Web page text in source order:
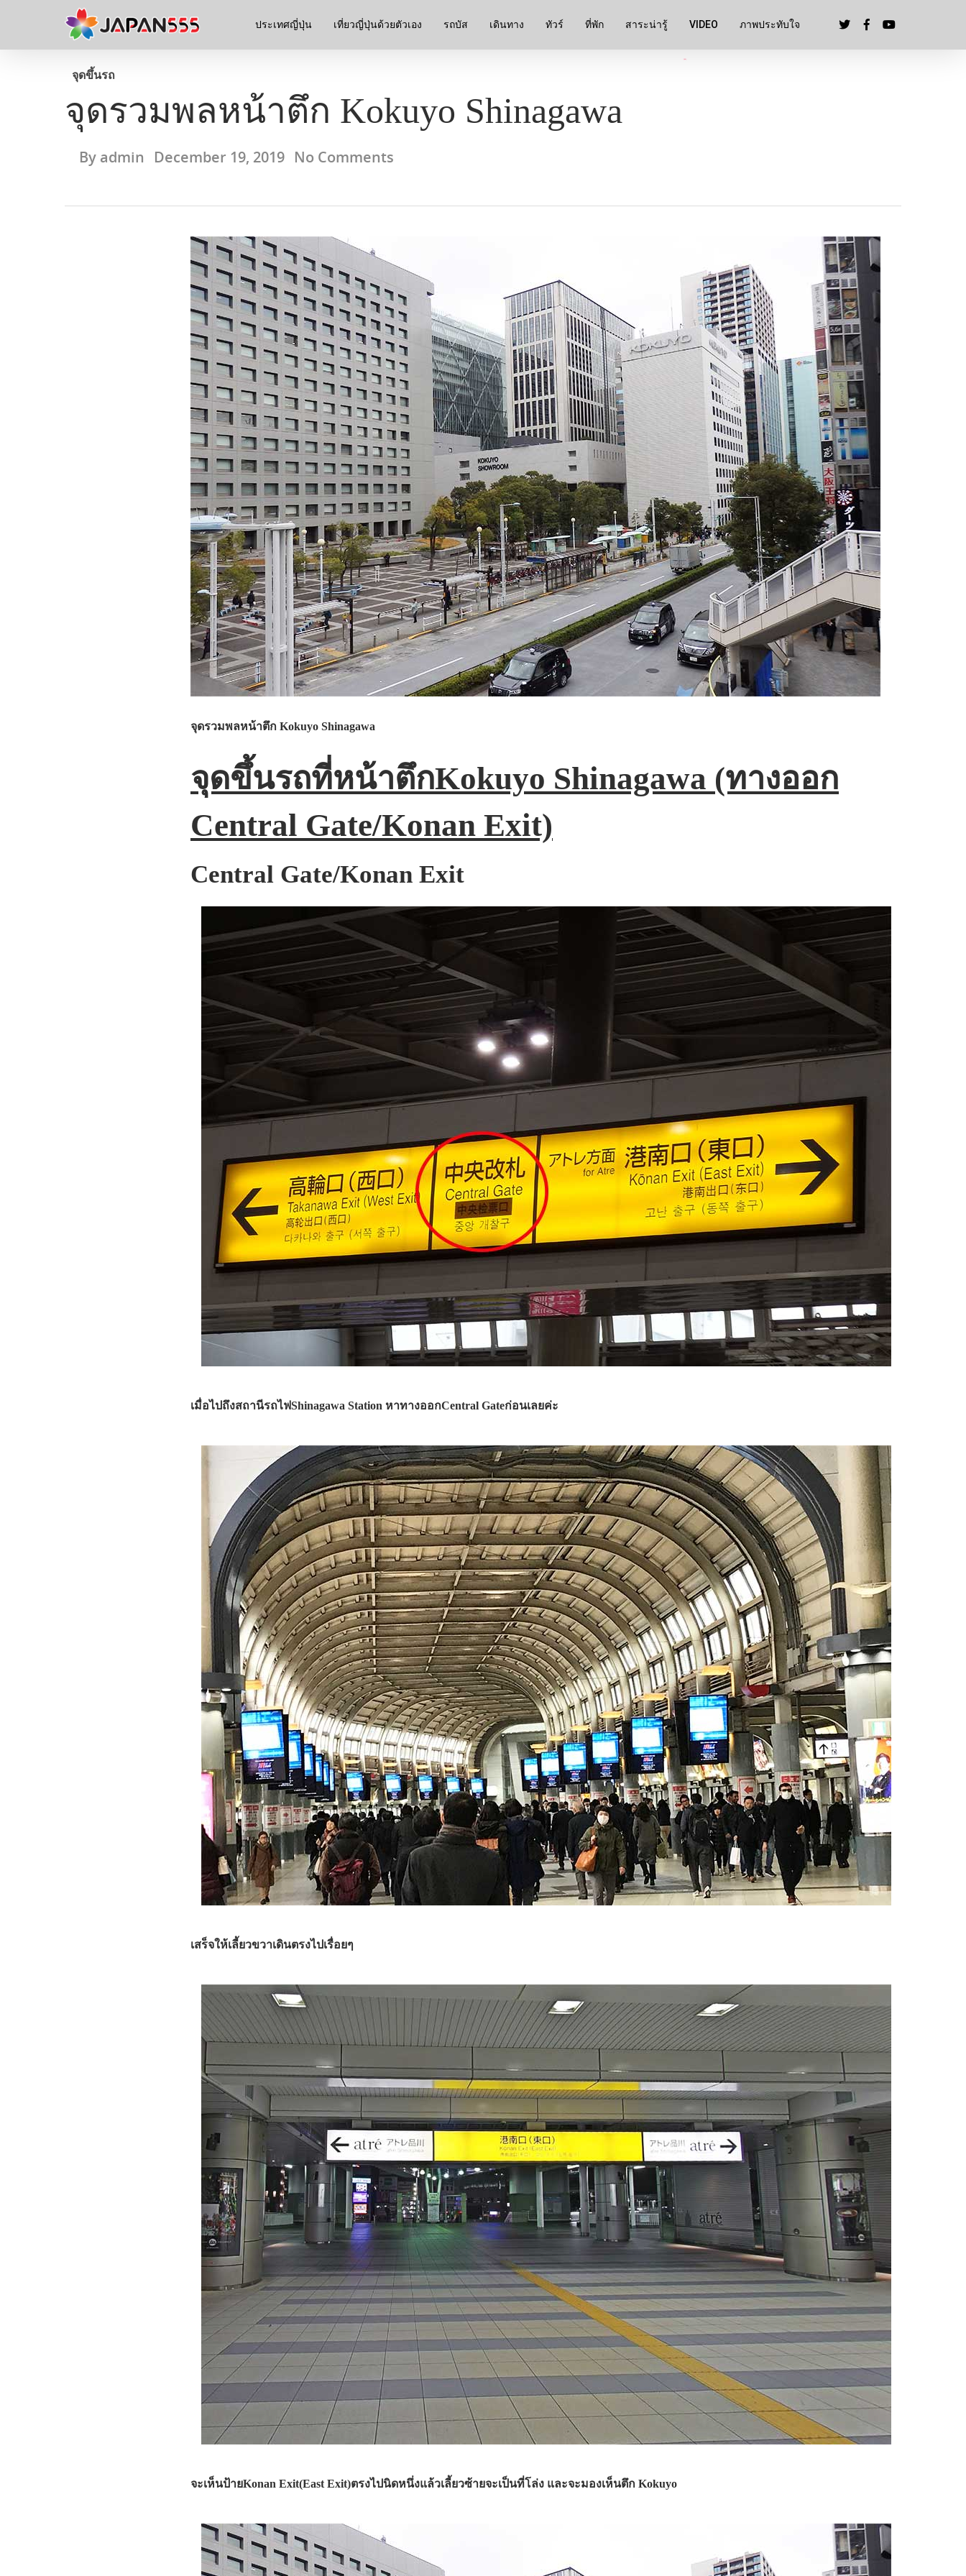
ประเทศญี่ปุ่น เที่ยวญี่ปุ่นด้วยตัวเอง รถบัส เดินทาง ทัวร์ ที่พัก สาระน่ารู้ VIDEO ภาพประทับใจ
จุดขึ้นรถ
จุดรวมพลหน้าตึก Kokuyo Shinagawa
By admin December 19, 2019 No Comments
จุดรวมพลหน้าตึก Kokuyo Shinagawa
จุดขึ้นรถที่หน้าตึกKokuyo Shinagawa (ทางออก
Central Gate/Konan Exit)
Central Gate/Konan Exit
เมื่อไปถึงสถานีรถไฟShinagawa Station หาทางออกCentral Gateก่อนเลยค่ะ
เสร็จให้เลี้ยวขวาเดินตรงไปเรื่อยๆ
จะเห็นป้ายKonan Exit(East Exit)ตรงไปนิดหนึ่งแล้วเลี้ยวซ้ายจะเป็นที่โล่ง และจะมองเห็นตึก Kokuyo